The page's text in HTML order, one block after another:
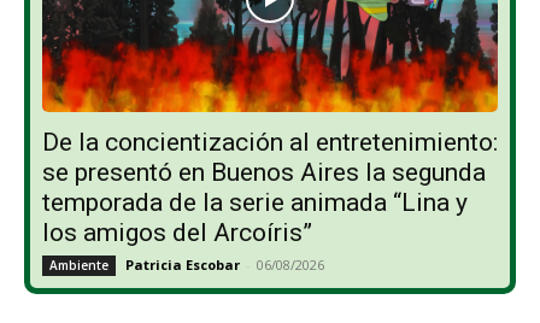
De la concientización al entretenimiento:
se presentó en Buenos Aires la segunda
temporada de la serie animada “Lina y
los amigos del Arcoíris”
Ambiente Patricia Escobar - 06/08/2026